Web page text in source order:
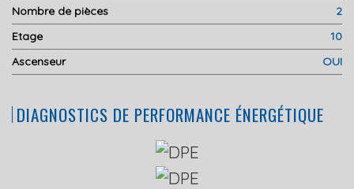
Nombre de pièces
2
Etage
10
Ascenseur
OUI
DIAGNOSTICS DE PERFORMANCE ÉNERGÉTIQUE